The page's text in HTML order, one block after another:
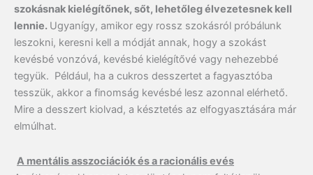
szokásnak kielégítőnek, sőt, lehetőleg élvezetesnek kell
lennie. Ugyanígy, amikor egy rossz szokásról próbálunk
leszokni, keresni kell a módját annak, hogy a szokást
kevésbé vonzóvá, kevésbé kielégítővé vagy nehezebbé
tegyük. Például, ha a cukros desszertet a fagyasztóba
tesszük, akkor a finomság kevésbé lesz azonnal elérhető.
Mire a desszert kiolvad, a késztetés az elfogyasztására már
elmúlhat.
A mentális asszociációk és a racionális evés